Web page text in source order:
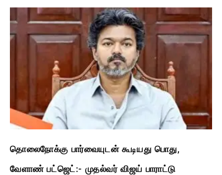
தொலைநோக்கு பார்வையுடன் கூடியது பொது,
வேளாண் பட்ஜெட்:- முதல்வர் விஜய் பாராட்டு